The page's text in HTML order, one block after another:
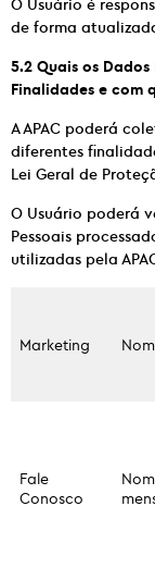
O Usuário é
de forma
5.2 Quais os
Finalidades e com
A APAC poderá
diferentes
Lei Geral de
O Usuário poderá
Pessoais
utilizadas pela
Marketing
Fale
Conosco